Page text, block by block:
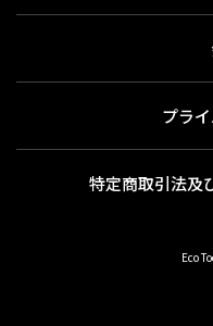
プラ
特定商取引法及
Eco